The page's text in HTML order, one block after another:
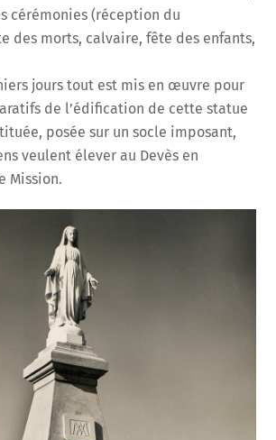
cérémonies (réception du
des morts, calvaire, fête des enfants,
jours tout est mis en œuvre pour
de l’édification de cette statue
posée sur un socle imposant,
veulent élever au Devès en
Mission.